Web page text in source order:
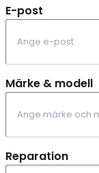
E-post
Märke & modell
Reparation